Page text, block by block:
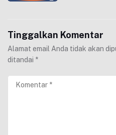
Tinggalkan Komentar
Alamat email Anda tidak akan
ditandai *